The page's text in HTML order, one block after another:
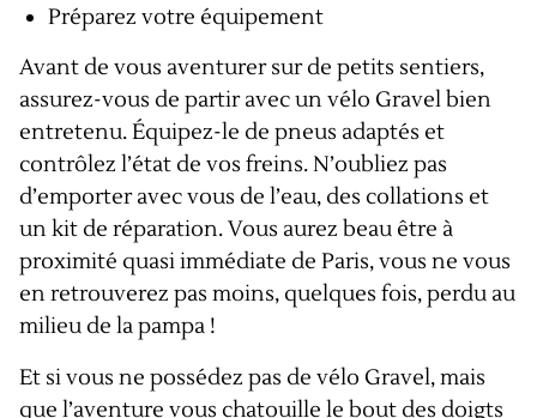
Préparez votre équipement
Avant de vous aventurer sur de petits sentiers,
assurez-vous de partir avec un vélo Gravel bien
entretenu. Équipez-le de pneus adaptés et
contrôlez l’état de vos freins. N’oubliez pas
d’emporter avec vous de l’eau, des collations et
un kit de réparation. Vous aurez beau être à
proximité quasi immédiate de Paris, vous ne vous
en retrouverez pas moins, quelques fois, perdu au
milieu de la pampa !
Et si vous ne possédez pas de vélo Gravel, mais
que l’aventure vous chatouille le bout des doigts